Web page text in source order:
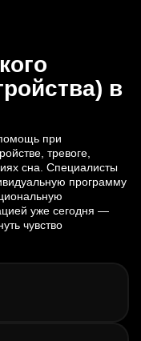
в
при
тревоге,
сна. Специалисты
программу
уже сегодня —
чувство